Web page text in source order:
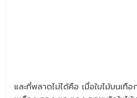
และที่พลาดไม่ได้คือ เมื่อใบไม้บนเทื